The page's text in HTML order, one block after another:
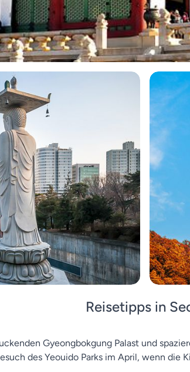
Reisetipps in
Gyeongbokgung Palast und
des Yeouido Parks im April, wenn die